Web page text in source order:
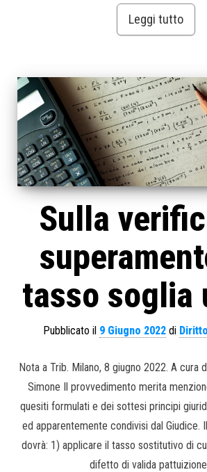
Leggi tutto
Sulla
tasso soglia
Pubblicato il 9 Giugno 2022di
Nota a Trib. Milano, 8 giugno 2022. A cura
Simone Il provvedimento merita
quesiti formulati e dei sottesi principi
ed apparentemente condivisi dal Giudice.
dovrà: 1) applicare il tasso sostitutivo di
difetto di valida